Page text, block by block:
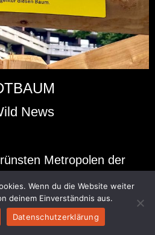
News
Me­tro­po­len der
wei­ter zu stei­gern.
Hin­sicht wahre Hel­den, sie
Wenn du die Website weiter
deinem Einverständnis aus.
Datenschutzerklärung